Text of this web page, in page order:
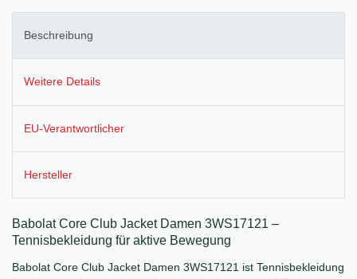
Beschreibung
Weitere Details
EU-Verantwortlicher
Hersteller
Babolat Core Club Jacket Damen 3WS17121 –
Tennisbekleidung für aktive Bewegung
Babolat Core Club Jacket Damen 3WS17121 ist Tennisbekleidung